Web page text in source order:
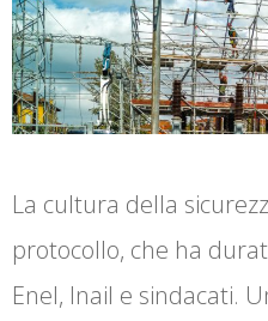
La cultura della
protocollo, che ha
Enel, Inail e sindacati.